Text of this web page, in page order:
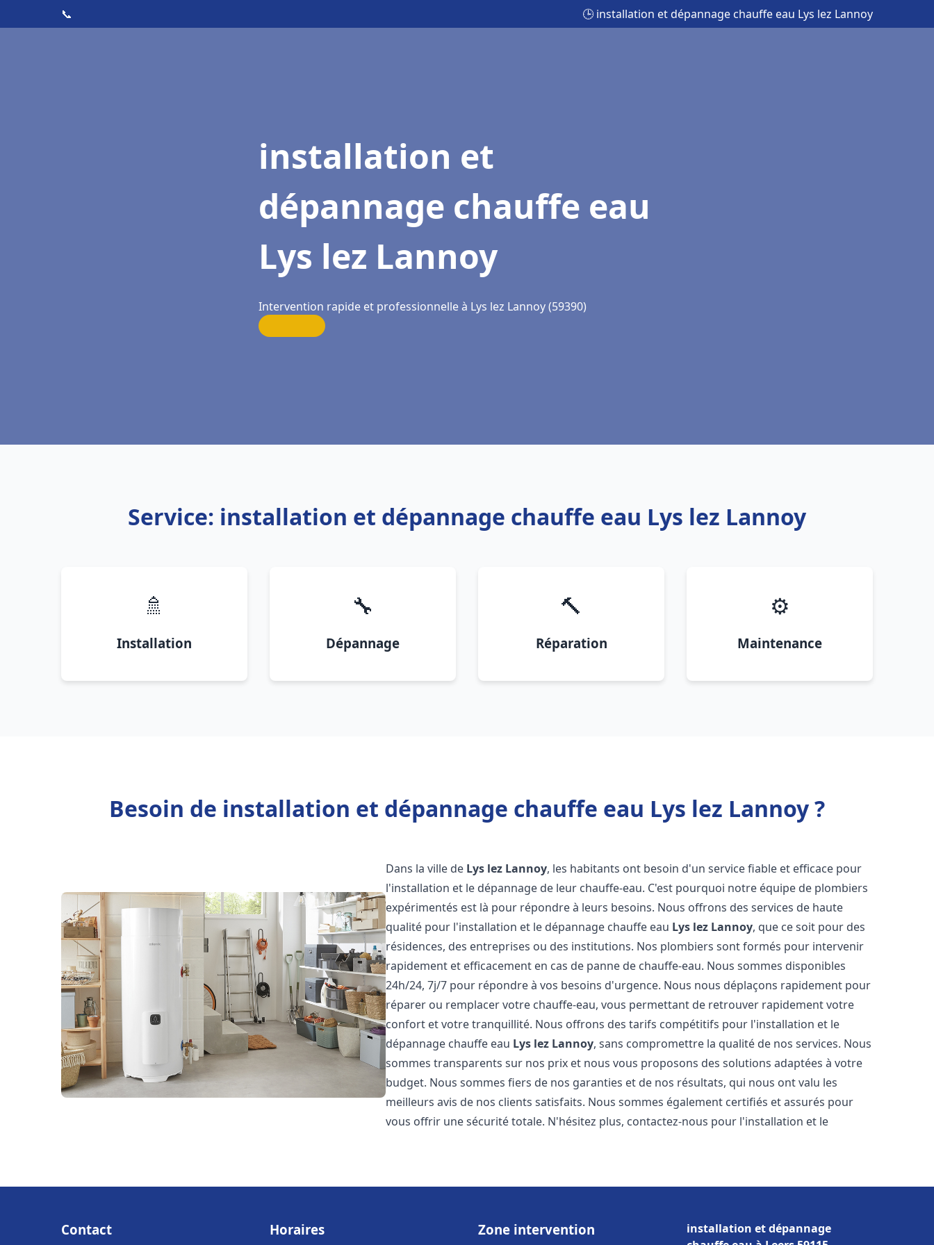
📞 🕒 installation et dépannage chauffe eau Lys lez Lannoy
installation et
dépannage chauffe eau
Lys lez Lannoy
Intervention rapide et professionnelle à Lys lez Lannoy (59390)
Service: installation et dépannage chauffe eau Lys lez Lannoy
🚿
Installation
🔧
Dépannage
🔨
Réparation
⚙️
Maintenance
Besoin de installation et dépannage chauffe eau Lys lez Lannoy ?
Dans la ville de Lys lez Lannoy, les habitants ont besoin d'un service fiable et efficace pour
l'installation et le dépannage de leur chauffe-eau. C'est pourquoi notre équipe de plombiers
expérimentés est là pour répondre à leurs besoins. Nous offrons des services de haute
qualité pour l'installation et le dépannage chauffe eau Lys lez Lannoy, que ce soit pour des
résidences, des entreprises ou des institutions. Nos plombiers sont formés pour intervenir
rapidement et efficacement en cas de panne de chauffe-eau. Nous sommes disponibles
24h/24, 7j/7 pour répondre à vos besoins d'urgence. Nous nous déplaçons rapidement pour
réparer ou remplacer votre chauffe-eau, vous permettant de retrouver rapidement votre
confort et votre tranquillité. Nous offrons des tarifs compétitifs pour l'installation et le
dépannage chauffe eau Lys lez Lannoy, sans compromettre la qualité de nos services. Nous
sommes transparents sur nos prix et nous vous proposons des solutions adaptées à votre
budget. Nous sommes fiers de nos garanties et de nos résultats, qui nous ont valu les
meilleurs avis de nos clients satisfaits. Nous sommes également certifiés et assurés pour
vous offrir une sécurité totale. N'hésitez plus, contactez-nous pour l'installation et le
Contact Horaires Zone intervention
installation et dépannage